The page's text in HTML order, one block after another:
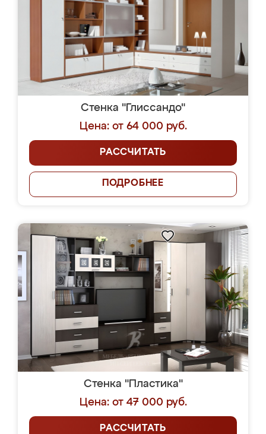
Стенка "Глиссандо"
Цена: от 64 000 руб.
РАССЧИТАТЬ
ПОДРОБНЕЕ
Стенка "Пластика"
Цена: от 47 000 руб.
РАССЧИТАТЬ